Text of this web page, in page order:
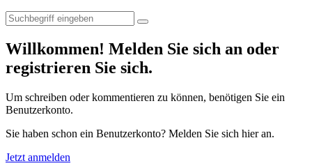
Willkommen! Melden Sie sich an oder
registrieren Sie sich.
Um schreiben oder kommentieren zu können, benötigen Sie ein
Benutzerkonto.
Sie haben schon ein Benutzerkonto? Melden Sie sich hier an.
Jetzt anmelden